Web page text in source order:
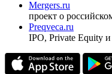
Investfunds
универсальный
частного
проект о
Preqveca.ru